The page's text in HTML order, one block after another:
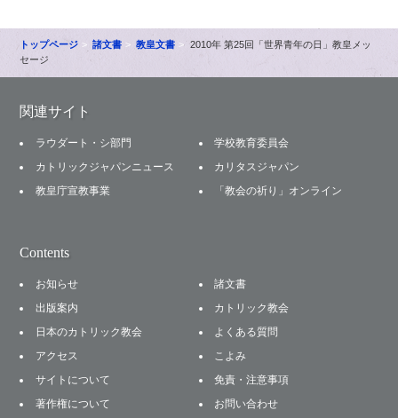
トップページ 諸文書 教皇文書
2010年 第25回「世界青年の日」教皇メッ
セージ
関連サイト
ラウダート・シ部門
学校教育委員会
カトリックジャパンニュース
カリタスジャパン
教皇庁宣教事業
「教会の祈り」オンライン
Contents
お知らせ
諸文書
出版案内
カトリック教会
日本のカトリック教会
よくある質問
アクセス
こよみ
サイトについて
免責・注意事項
著作権について
お問い合わせ